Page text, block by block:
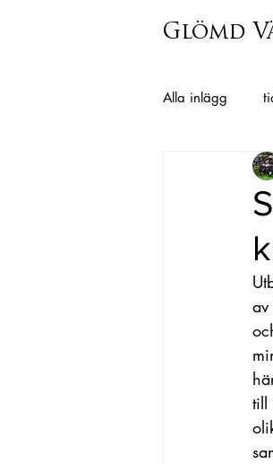
Glömd
Alla inlägg
Grimmared
Charlottaav
till